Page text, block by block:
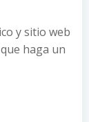
y sitio web
haga un